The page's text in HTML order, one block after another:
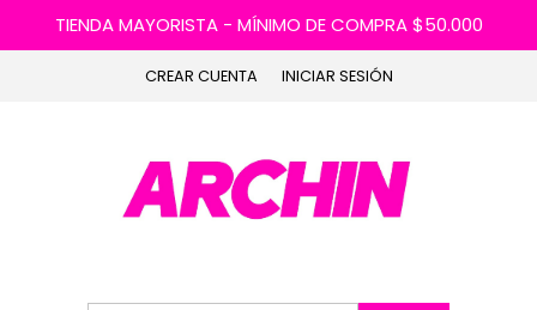
TIENDA MAYORISTA - MÍNIMO DE COMPRA $50.000
CREAR CUENTA INICIAR SESIÓN